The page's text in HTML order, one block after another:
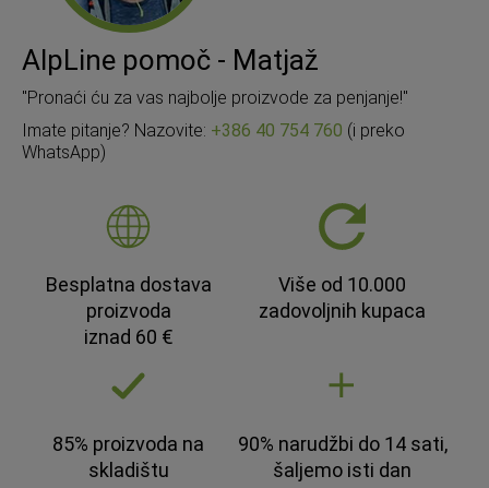
AlpLine pomoč - Matjaž
"Pronaći ću za vas najbolje proizvode za penjanje!"
Imate pitanje? Nazovite: +386 40 754 760 (i preko
WhatsApp)
Besplatna dostava
proizvoda
iznad 60 €
Više od 10.000
zadovoljnih kupaca
85% proizvoda na
skladištu
90% narudžbi do 14 sati,
šaljemo isti dan